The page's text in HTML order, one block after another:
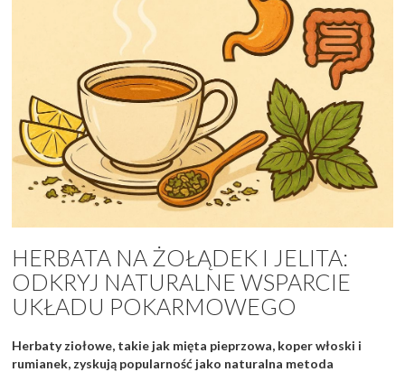
HERBATA NA ŻOŁĄDEK I JELITA:
ODKRYJ NATURALNE WSPARCIE
UKŁADU POKARMOWEGO
Herbaty ziołowe, takie jak mięta pieprzowa, koper włoski i
rumianek, zyskują popularność jako naturalna metoda